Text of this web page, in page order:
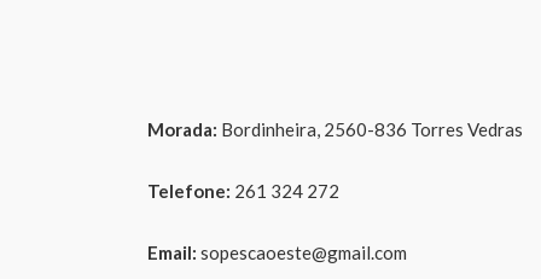
Morada: Bordinheira, 2560-836 Torres Vedras
Telefone: 261 324 272
Email: sopescaoeste@gmail.com